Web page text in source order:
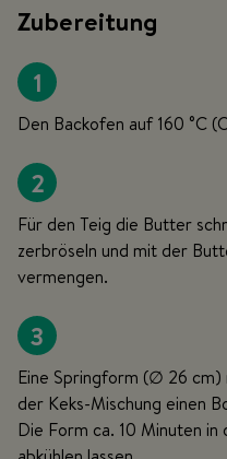
Zubereitung
1
Den Backofen auf 160 °C
2
Für den Teig die Butter
zerbröseln und mit der
vermengen.
3
Eine Springform (∅ 26 cm)
der Keks-Mischung einen
Die Form ca. 10 Minuten